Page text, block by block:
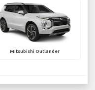
Mitsubishi Outlander